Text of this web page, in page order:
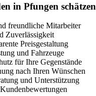
in Pfungen schätzen
freundliche Mitarbeiter
Zuverlässigkeit
Preisgestaltung
und Fahrzeuge
für Ihre Gegenstände
nach Ihren Wünschen
und Unterstützung